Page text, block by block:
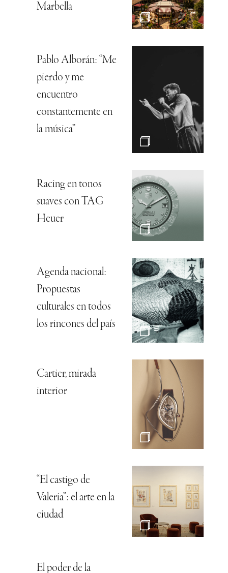
Marbella
Pablo Alborán: “Me
pierdo y me
encuentro
constantemente en
la música”
Racing en tonos
suaves con TAG
Heuer
Agenda nacional:
Propuestas
culturales en todos
los rincones del país
Cartier, mirada
interior
“El castigo de
Valeria”: el arte en la
ciudad
El poder de la